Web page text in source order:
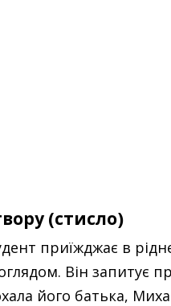
(стисло)
приїжджає в
Він запитує
його батька,